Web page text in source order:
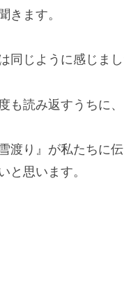
きます。
同じように感じまし
も読み返すうちに
渡り』が私たちに
と思います。